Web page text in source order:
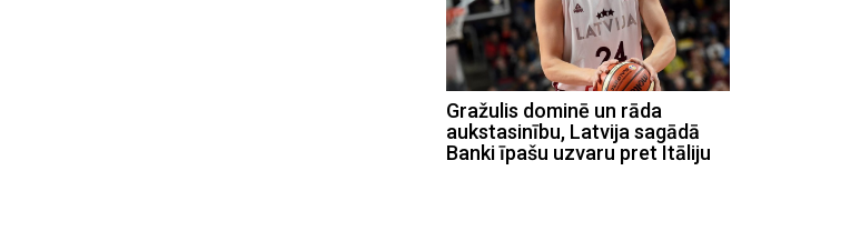
Gražulis dominē un rāda
aukstasinību, Latvija sagādā
Banki īpašu uzvaru pret Itāliju